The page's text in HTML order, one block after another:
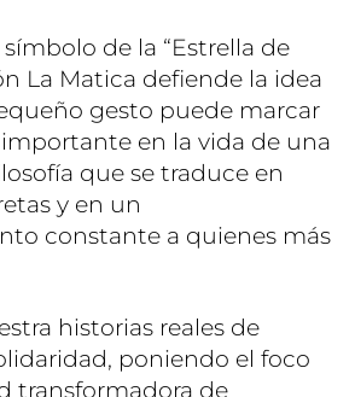
de la “Estrella de
La Matica defiende la idea
gesto puede marcar
en la vida de una
que se traduce en
y en un
constante a quienes más
historias reales de
poniendo el foco
transformadora de